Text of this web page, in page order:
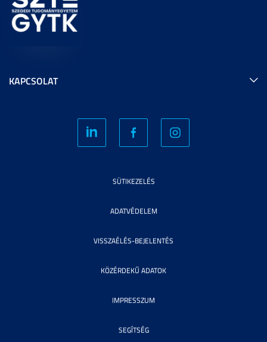
KAPCSOLAT
SÜTIKEZELÉS
ADATVÉDELEM
VISSZAÉLÉS-BEJELENTÉS
KÖZÉRDEKŰ ADATOK
IMPRESSZUM
SEGÍTSÉG